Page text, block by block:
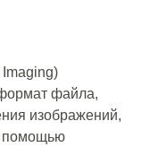
файла,
изображений,
помощью